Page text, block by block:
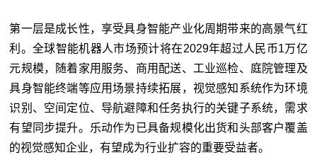
第一层是成长性，享受具身智能产业化周期带来的高景气红
利。全球智能机器人市场预计将在2029年超过人民币1万亿
元规模，随着家用服务、商用配送、工业巡检、庭院管理及
具身智能终端等应用场景持续拓展，视觉感知系统作为环境
识别、空间定位、导航避障和任务执行的关键子系统，需求
有望同步提升。乐动作为已具备规模化出货和头部客户覆盖
的视觉感知企业，有望成为行业扩容的重要受益者。